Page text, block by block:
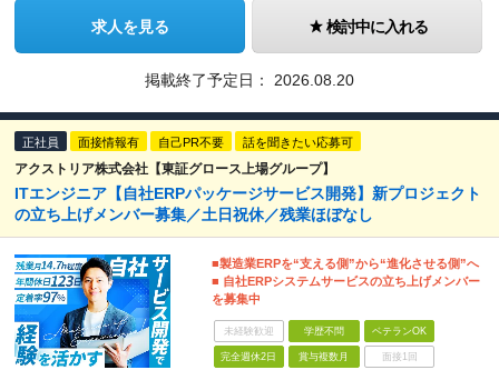
求人を見る 検討中に入れる
掲載終了予定日： 2026.08.20
正社員 面接情報有 自己PR不要 話を聞きたい応募可
アクストリア株式会社【東証グロース上場グループ】
ITエンジニア【自社ERPパッケージサービス開発】新プロジェクト
の立ち上げメンバー募集／土日祝休／残業ほぼなし
■製造業ERPを“支える側”から“進化させる側”へ
■ 自社ERPシステムサービスの立ち上げメンバー
を募集中
未経験歓迎 学歴不問 ベテランOK
完全週休2日 賞与複数月 面接1回